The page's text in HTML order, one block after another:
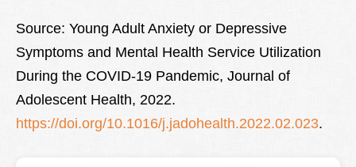
Source: Young Adult Anxiety or Depressive
Symptoms and Mental Health Service Utilization
During the COVID-19 Pandemic, Journal of
Adolescent Health, 2022.
https://doi.org/10.1016/j.jadohealth.2022.02.023.